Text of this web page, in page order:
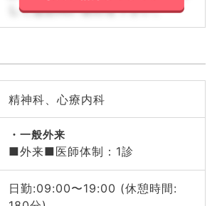
しくはお問い合わせ下さい。
精神科、心療内科
一般外来
■外来■医師体制：1診
日勤:09:00〜19:00 (休憩時間: